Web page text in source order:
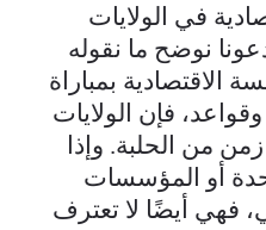
في الولايات
نوضح ما نقوله
الاقتصادية بمباراة
فإن الولايات
من الحلبة. وإذا
أو المؤسسات
فهي أيضًا لا تعترف